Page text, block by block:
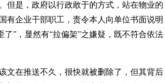
但是，政府以行政敢于的方式，站在物业的
有企业干部职工，责令本人向单位书面说明
”，显然有“拉偏架”之嫌疑，既不符合依法
在推送不久，很快就被删除了，但其背后